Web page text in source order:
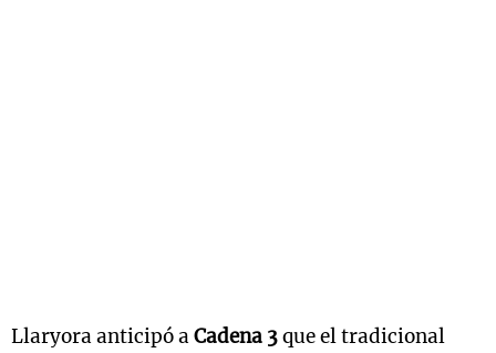
Llaryora anticipó aCadena 3que el tradicional